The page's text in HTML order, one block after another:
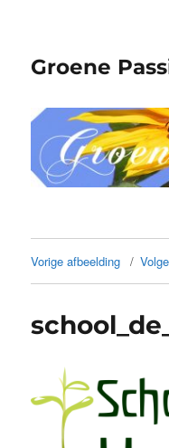
Groene
Vorige afbeelding